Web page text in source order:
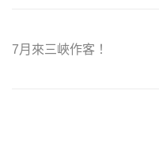
7月來三峽作客！